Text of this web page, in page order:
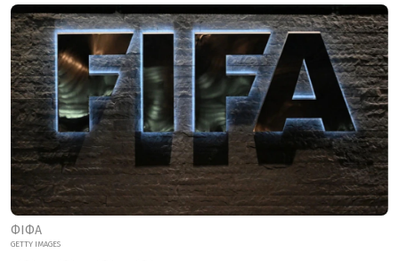
ФІФА
GETTY IMAGES